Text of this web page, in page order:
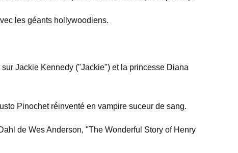
les géants hollywoodiens.
Jackie Kennedy ("Jackie") et la princesse Diana
Pinochet réinventé en vampire suceur de sang.
de Wes Anderson, "The Wonderful Story of Henry